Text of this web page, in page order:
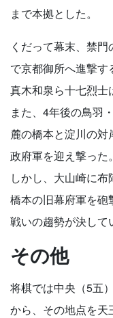
まで本拠とした。
くだって幕末、禁
で京都御所へ進撃
真木和泉ら十七烈士
また、4年後の鳥羽
麓の橋本と淀川の
政府軍を迎え撃った。
しかし、大山崎に
橋本の旧幕府軍を砲
戦いの趨勢が決して
その他
将棋では中央（5五
から、その地点を天